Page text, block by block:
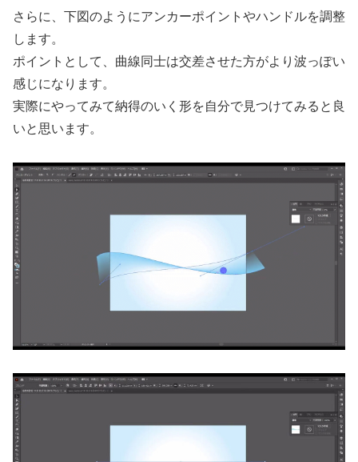
さらに、下図のようにアンカーポイントやハンドルを調整
します。
ポイントとして、曲線同士は交差させた方がより波っぽい
感じになります。
実際にやってみて納得のいく形を自分で見つけてみると良
いと思います。